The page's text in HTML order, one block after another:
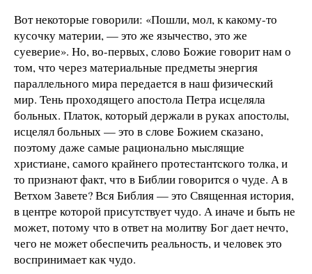
Вот некоторые говорили: «Пошли, мол, к какому-то
кусочку материи, — это же язычество, это же
суеверие». Но, во-первых, слово Божие говорит нам о
том, что через материальные предметы энергия
параллельного мира передается в наш физический
мир. Тень проходящего апостола Петра исцеляла
больных. Платок, который держали в руках апостолы,
исцелял больных — это в слове Божием сказано,
поэтому даже самые рационально мыслящие
христиане, самого крайнего протестантского толка, и
то признают факт, что в Библии говорится о чуде. А в
Ветхом Завете? Вся Библия — это Священная история,
в центре которой присутствует чудо. А иначе и быть не
может, потому что в ответ на молитву Бог дает нечто,
чего не может обеспечить реальность, и человек это
воспринимает как чудо.